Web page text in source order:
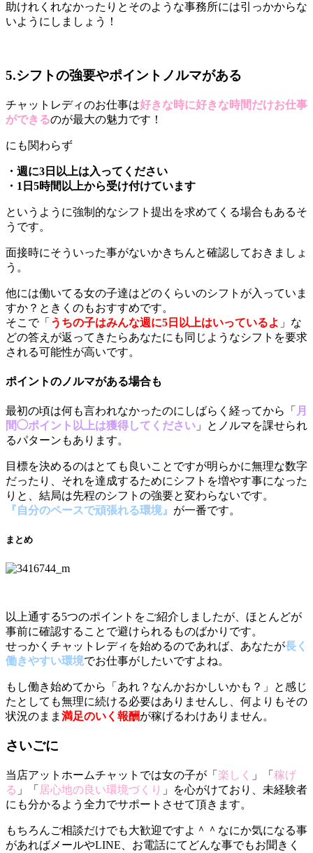
助けれくれなかったりとそのような事務所には引っかからな
いようにしましょう！
5.シフトの強要やポイントノルマがある
チャットレディのお仕事は好きな時に好きな時間だけお仕事
ができるのが最大の魅力です！
にも関わらず
・週に3日以上は入ってください
・1日5時間以上から受け付けています
というように強制的なシフト提出を求めてくる場合もあるそ
うです。
面接時にそういった事がないかきちんと確認しておきましょ
う。
他には働いてる女の子達はどのくらいのシフトが入っていま
すか？ときくのもおすすめです。
そこで「 うちの子はみんな週に5日以上はいっているよ 」な
どの答えが返ってきたらあなたにも同じようなシフトを要求
される可能性が高いです。
ポイントのノルマがある場合も
最初の頃は何も言われなかったのにしばらく経ってから「 月
間◯ポイント以上は獲得してください 」とノルマを課せられ
るパターンもあります。
目標を決めるのはとても良いことですが明らかに無理な数字
だったり、それを達成するためにシフトを増やす事になった
りと、結局は先程のシフトの強要と変わらないです。
『自分のペースで頑張れる環境』 が一番です。
まとめ
以上通する5つのポイントをご紹介しましたが、ほとんどが
事前に確認することで避けられるものばかりです。
せっかくチャットレディを始めるのであれば、あなたが長く
働きやすい環境でお仕事がしたいですよね。
もし働き始めてから「あれ？なんかおかしいかも？」と感じ
たとしても無理に続ける必要はありませんし、何よりもその
状況のまま 満足のいく報酬が稼げるわけありません。
さいごに
当店アットホームチャットでは女の子が「 楽しく 」「 稼げ
る 」「 居心地の良い環境づくり 」を心がけており、未経験者
にも分かるよう全力でサポートさせて頂きます。
もちろんご相談だけでも大歓迎ですよ＾＾なにか気になる事
があればメールやLINE、お電話にてどんな事でもお聞きく